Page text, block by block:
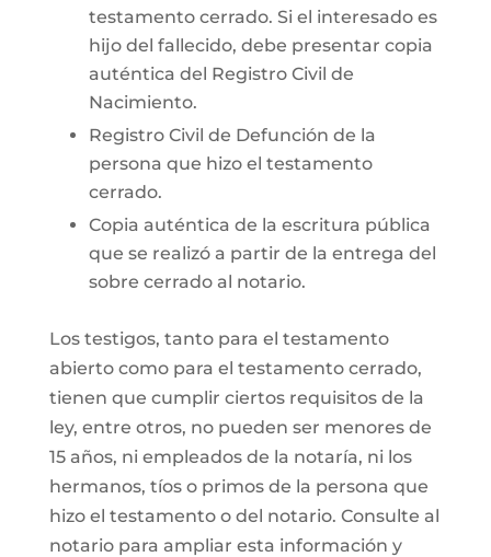
testamento cerrado. Si el interesado es
hijo del fallecido, debe presentar copia
auténtica del Registro Civil de
Nacimiento.
Registro Civil de Defunción de la
persona que hizo el testamento
cerrado.
Copia auténtica de la escritura pública
que se realizó a partir de la entrega del
sobre cerrado al notario.
Los testigos, tanto para el testamento
abierto como para el testamento cerrado,
tienen que cumplir ciertos requisitos de la
ley, entre otros, no pueden ser menores de
15 años, ni empleados de la notaría, ni los
hermanos, tíos o primos de la persona que
hizo el testamento o del notario. Consulte al
notario para ampliar esta información y